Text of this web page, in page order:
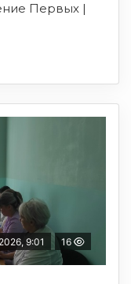
Первых |
9:01 16